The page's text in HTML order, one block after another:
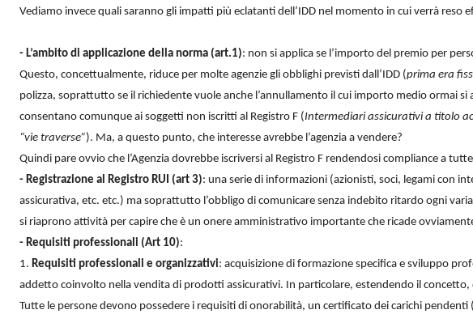
Vediamo invece quali saranno gli impatti più eclatanti dell’IDD nel momento in cui verrà reso
- L’ambito di applicazione della norma (art.1): non si applica se l’importo del premio per
Questo, concettualmente, riduce per molte agenzie gli obblighi previsti dall’IDD (prima era
polizza, soprattutto se il richiedente vuole anche l’annullamento il cui importo medio ormai
consentano comunque ai soggetti non iscritti al Registro F (Intermediari assicurativi a titolo
“vie traverse”). Ma, a questo punto, che interesse avrebbe l’agenzia a vendere?
Quindi pare ovvio che l’Agenzia dovrebbe iscriversi al Registro F rendendosi compliance a
- Registrazione al Registro RUI (art 3): una serie di informazioni (azionisti, soci, legami con
assicurativa, etc. etc.) ma soprattutto l’obbligo di comunicare senza indebito ritardo ogni
si riaprono attività per capire che è un onere amministrativo importante che ricade
- Requisiti professionali (Art 10):
1. Requisiti professionali e organizzativi: acquisizione di formazione specifica e sviluppo
addetto coinvolto nella vendita di prodotti assicurativi. In particolare, estendendo il
Tutte le persone devono possedere i requisiti di onorabilità, un certificato dei carichi